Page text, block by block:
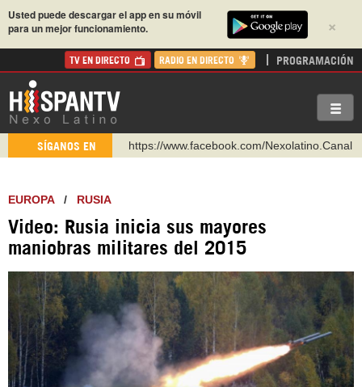
×
Usted puede descargar el app en su móvil
para un mejor funcionamiento.
TV EN DIRECTO RADIO EN DIRECTO PROGRAMACIÓN
SÍGANOS EN
https://www.facebook.com/Nexolatino.Canal
https://t.me/hispantvcanal
https://urmedium.com/c/hispantv
Instagram como: hispan_tv
EUROPA/ RUSIA
Video: Rusia inicia sus mayores
maniobras militares del 2015